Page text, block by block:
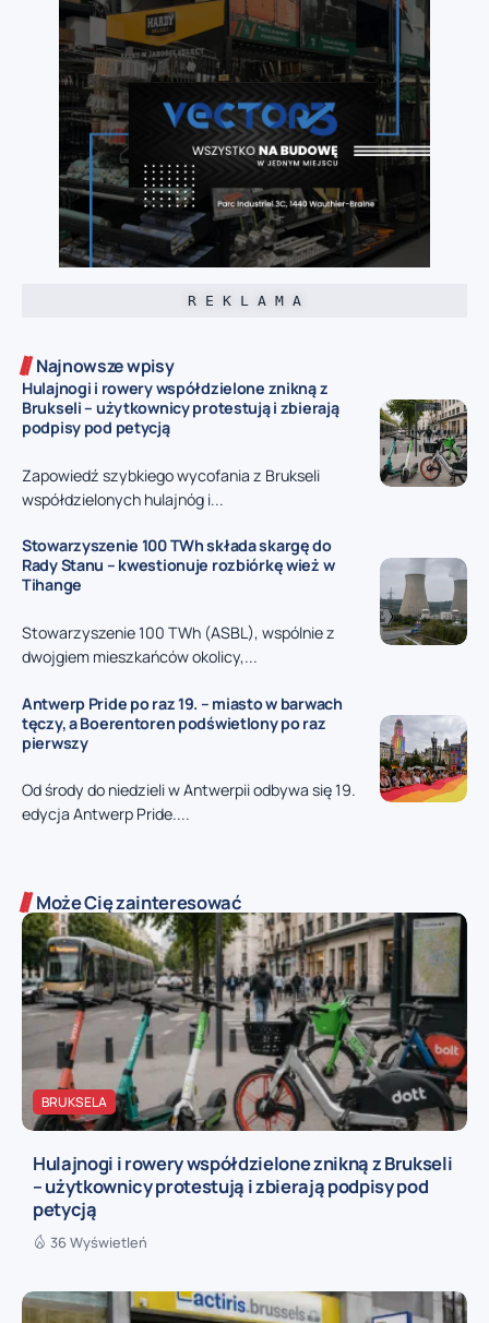
R E K L A M A
Najnowsze wpisy
Hulajnogi i rowery współdzielone znikną z
Brukseli – użytkownicy protestują i zbierają
podpisy pod petycją
Zapowiedź szybkiego wycofania z Brukseli
współdzielonych hulajnóg i...
Stowarzyszenie 100 TWh składa skargę do
Rady Stanu – kwestionuje rozbiórkę wież w
Tihange
Stowarzyszenie 100 TWh (ASBL), wspólnie z
dwojgiem mieszkańców okolicy,...
Antwerp Pride po raz 19. – miasto w barwach
tęczy, a Boerentoren podświetlony po raz
pierwszy
Od środy do niedzieli w Antwerpii odbywa się 19.
edycja Antwerp Pride....
Może Cię zainteresować
BRUKSELA
Hulajnogi i rowery współdzielone znikną z Brukseli
– użytkownicy protestują i zbierają podpisy pod
petycją
36 Wyświetleń